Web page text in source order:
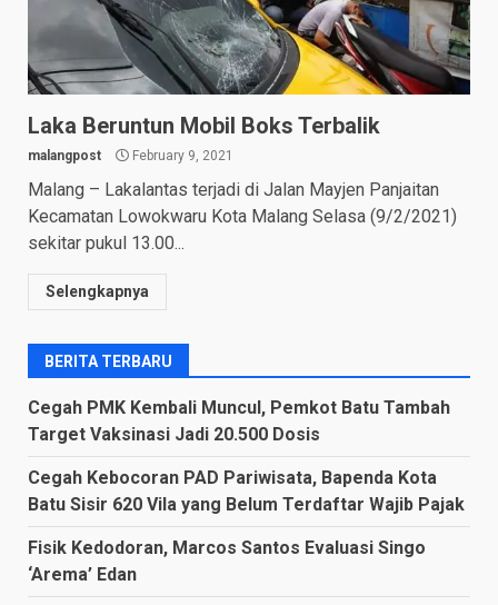
Laka Beruntun Mobil Boks Terbalik
malangpost February 9, 2021
Malang – Lakalantas terjadi di Jalan Mayjen Panjaitan
Kecamatan Lowokwaru Kota Malang Selasa (9/2/2021)
sekitar pukul 13.00...
Selengkapnya
BERITA TERBARU
Cegah PMK Kembali Muncul, Pemkot Batu Tambah
Target Vaksinasi Jadi 20.500 Dosis
Cegah Kebocoran PAD Pariwisata, Bapenda Kota
Batu Sisir 620 Vila yang Belum Terdaftar Wajib Pajak
Fisik Kedodoran, Marcos Santos Evaluasi Singo
‘Arema’ Edan